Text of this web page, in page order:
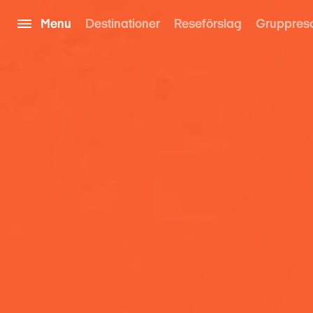
Menu Destinationer Reseförslag